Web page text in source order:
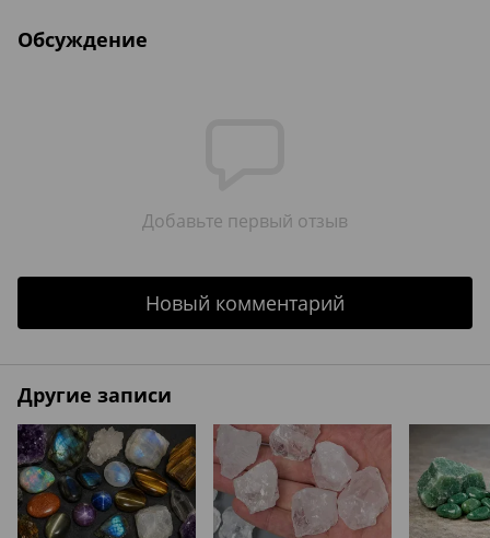
Обсуждение
Добавьте первый отзыв
Новый комментарий
Другие записи